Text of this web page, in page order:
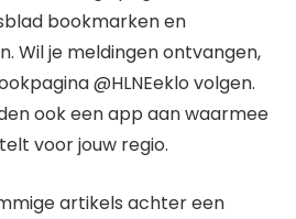
bookmarken en
Wil je meldingen ontvangen,
@HLNEeklo volgen.
ook een app aan waarmee
voor jouw regio.
artikels achter een